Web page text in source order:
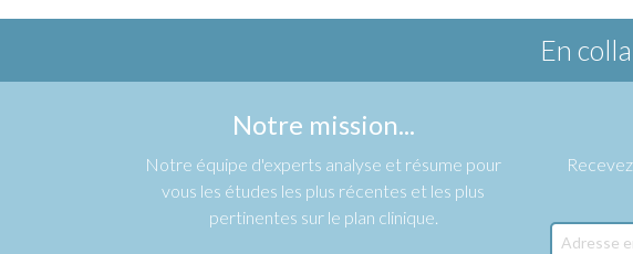
En
Notre mission...
Notre équipe d'experts analyse et résume pour
vous les études les plus récentes et les plus
pertinentes sur le plan clinique.